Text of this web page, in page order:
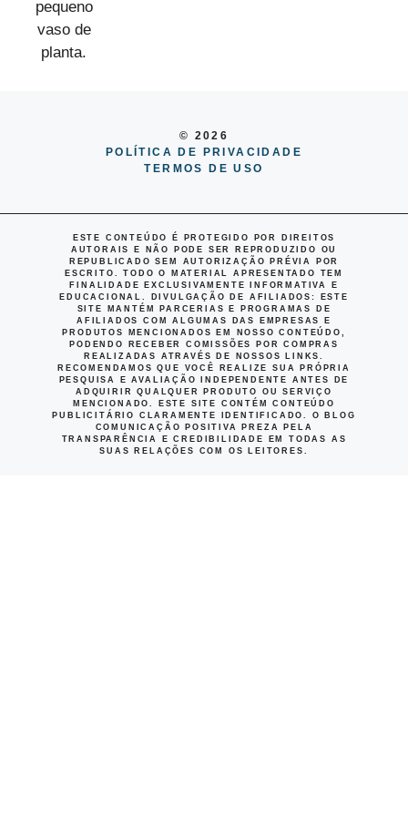
© 2026
POLÍTICA DE PRIVACIDADE
TERMOS DE USO
ESTE CONTEÚDO É PROTEGIDO POR DIREITOS
AUTORAIS E NÃO PODE SER REPRODUZIDO OU
REPUBLICADO SEM AUTORIZAÇÃO PRÉVIA POR
ESCRITO. TODO O MATERIAL APRESENTADO TEM
FINALIDADE EXCLUSIVAMENTE INFORMATIVA E
EDUCACIONAL.
DIVULGAÇÃO DE AFILIADOS : ESTE
SITE MANTÉM PARCERIAS E PROGRAMAS DE
AFILIADOS COM ALGUMAS DAS EMPRESAS E
PRODUTOS MENCIONADOS EM NOSSO CONTEÚDO,
PODENDO RECEBER COMISSÕES POR COMPRAS
REALIZADAS ATRAVÉS DE NOSSOS LINKS.
RECOMENDAMOS QUE VOCÊ REALIZE SUA PRÓPRIA
PESQUISA E AVALIAÇÃO INDEPENDENTE ANTES DE
ADQUIRIR QUALQUER PRODUTO OU SERVIÇO
MENCIONADO. ESTE SITE CONTÉM CONTEÚDO
PUBLICITÁRIO CLARAMENTE IDENTIFICADO. O BLOG
COMUNICAÇÃO POSITIVA PREZA PELA
TRANSPARÊNCIA E CREDIBILIDADE EM TODAS AS
SUAS RELAÇÕES COM OS LEITORES.